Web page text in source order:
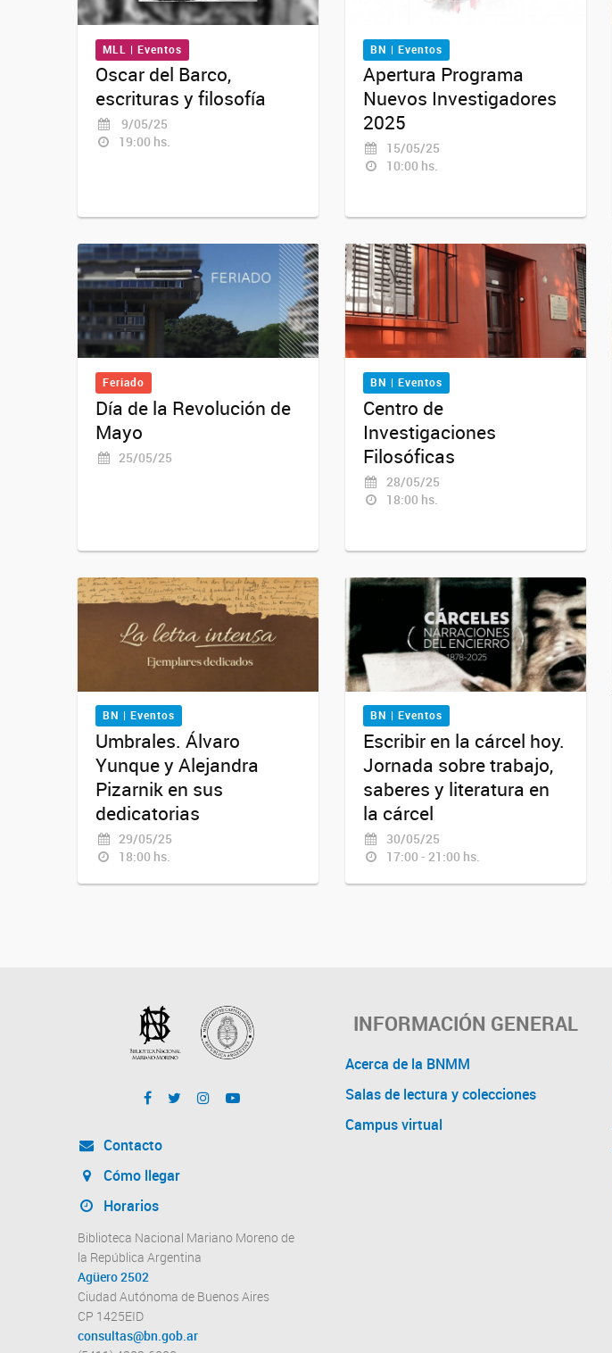
MLL | Eventos
Oscar del Barco,
escrituras y filosofía
9/05/25
19:00 hs.
BN | Eventos
Apertura Programa
Nuevos Investigadores
2025
15/05/25
10:00 hs.
Feriado
Día de la Revolución de
Mayo
25/05/25
BN | Eventos
Centro de
Investigaciones
Filosóficas
28/05/25
18:00 hs.
BN | Eventos
Umbrales. Álvaro
Yunque y Alejandra
Pizarnik en sus
dedicatorias
29/05/25
18:00 hs.
BN | Eventos
Escribir en la cárcel hoy.
Jornada sobre trabajo,
saberes y literatura en
la cárcel
30/05/25
17:00 - 21:00 hs.
Contacto
Cómo llegar
Horarios
Biblioteca Nacional Mariano Moreno de
la República Argentina
Agüero 2502
Ciudad Autónoma de Buenos Aires
CP 1425EID
consultas@bn.gob.ar
INFORMACIÓN GENERAL
Acerca de la BNMM
Salas de lectura y colecciones
Campus virtual